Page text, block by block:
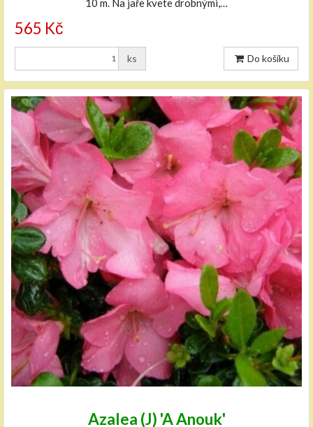
10 m. Na jaře kvete drobnými,…
565 Kč
ks Do košíku
Azalea (J) 'A Anouk'